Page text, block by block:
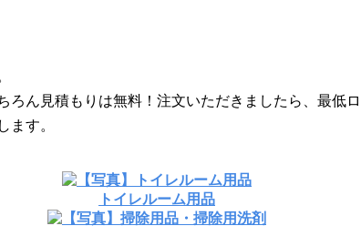
ん見積もりは無料！注文いただきましたら、最低ロ
ます。
トイレルーム用品